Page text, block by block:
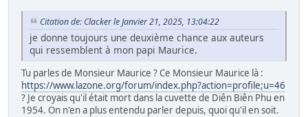
Citation de: Clacker le Janvier 21, 2025, 13:04:22
je donne toujours une deuxième chance aux auteurs
qui ressemblent à mon papi Maurice.
Tu parles de Monsieur Maurice ? Ce Monsieur Maurice là :
https://www.lazone.org/forum/index.php?action=profile;u=46
? Je croyais qu'il était mort dans la cuvette de Diên Biên Phu en
1954. On n'en a plus entendu parler depuis, quoi qu'il en soit.